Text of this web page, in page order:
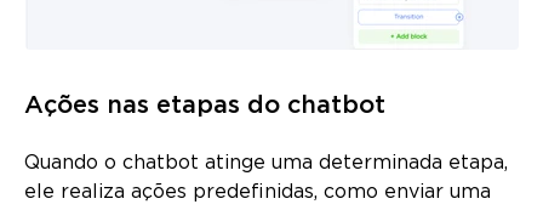
Ações nas etapas do chatbot
Quando o chatbot atinge uma determinada etapa,
ele realiza ações predefinidas, como enviar uma